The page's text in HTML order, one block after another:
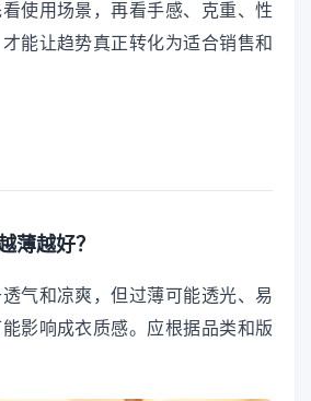
使用场景，再看手感、克重、性
能让趋势真正转化为适合销售和
薄越好？
气和凉爽，但过薄可能透光、易
影响成衣质感。应根据品类和版